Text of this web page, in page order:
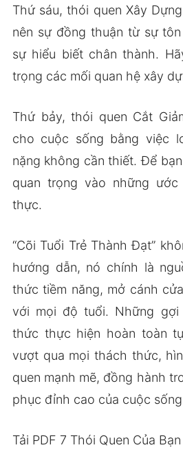
Thứ sáu, thói quen Xây
nên sự đồng thuận từ sự
sự hiểu biết chân thành.
trọng các mối quan hệ xây
Thứ bảy, thói quen Cắt
cho cuộc sống bằng việc
nặng không cần thiết. Để
quan trọng vào những
thực.
“Cõi Tuổi Trẻ Thành Đạt”
hướng dẫn, nó chính là
thức tiềm năng, mở cánh
với mọi độ tuổi. Những
thức thực hiện hoàn toàn
vượt qua mọi thách thức,
quen mạnh mẽ, đồng hành
phục đỉnh cao của cuộc
Tải PDF 7 Thói Quen Của